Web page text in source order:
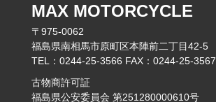
MAX MOTORCYCLE
〒975-0062
福島県南相馬市原町区本陣前二丁目42-5
TEL：0244-25-3566 FAX：0244-25-3567
古物商許可証
福島県公安委員会 第251280000610号